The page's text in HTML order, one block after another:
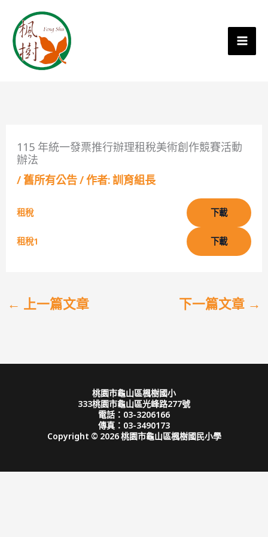
115 年統一發票推行辦理租稅美術創作競賽活動
辦法
/舊所有公告/ 作者:訓育組長
租稅 下載
租稅1 下載
← 上一篇文章 下一篇文章 →
桃園市龜山區楓樹國小
333桃園市龜山區光峰路277號
電話：03-3206166
傳真：03-3490173
Copyright © 2026 桃園市龜山區楓樹國民小學